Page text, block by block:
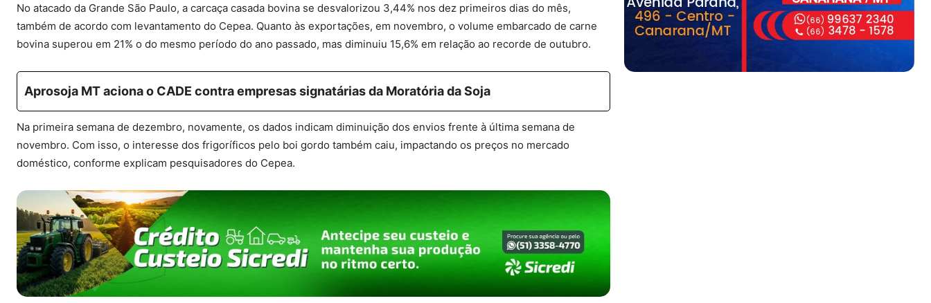
No atacado da Grande São Paulo, a carcaça casada bovina se desvalorizou 3,44% nos dez primeiros dias do mês,
também de acordo com levantamento do Cepea. Quanto às exportações, em novembro, o volume embarcado de carne
bovina superou em 21% o do mesmo período do ano passado, mas diminuiu 15,6% em relação ao recorde de outubro.
Aprosoja MT aciona o CADE contra empresas signatárias da Moratória da Soja
Na primeira semana de dezembro, novamente, os dados indicam diminuição dos envios frente à última semana de
novembro. Com isso, o interesse dos frigoríficos pelo boi gordo também caiu, impactando os preços no mercado
doméstico, conforme explicam pesquisadores do Cepea.